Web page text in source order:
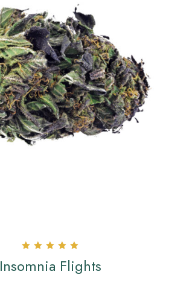
5.00
out of 5
Insomnia Flights